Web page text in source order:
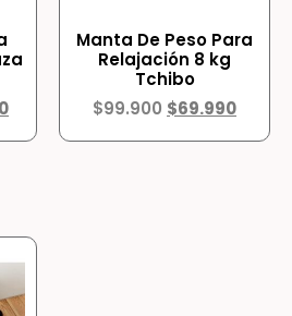
Manta De Peso Para
Relajación 8 kg
Tchibo
$99.900 $69.990